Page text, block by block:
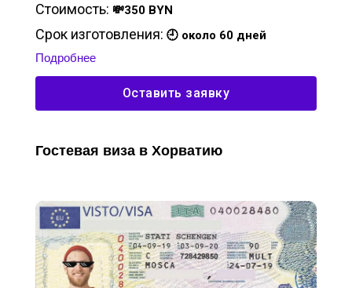
Стоимость: 💸350 BYN
Срок изготовления: 🕘 около 60 дней
Подробнее
Оставить заявку
Гостевая виза в Хорватию